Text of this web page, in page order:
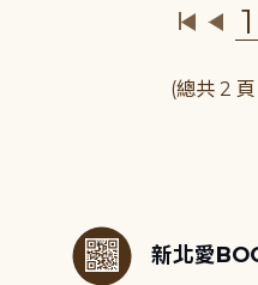
1
(總共 2
新北愛